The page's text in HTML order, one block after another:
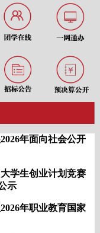
年面向社会公开
学生创业计划竞赛
示
年职业教育国家